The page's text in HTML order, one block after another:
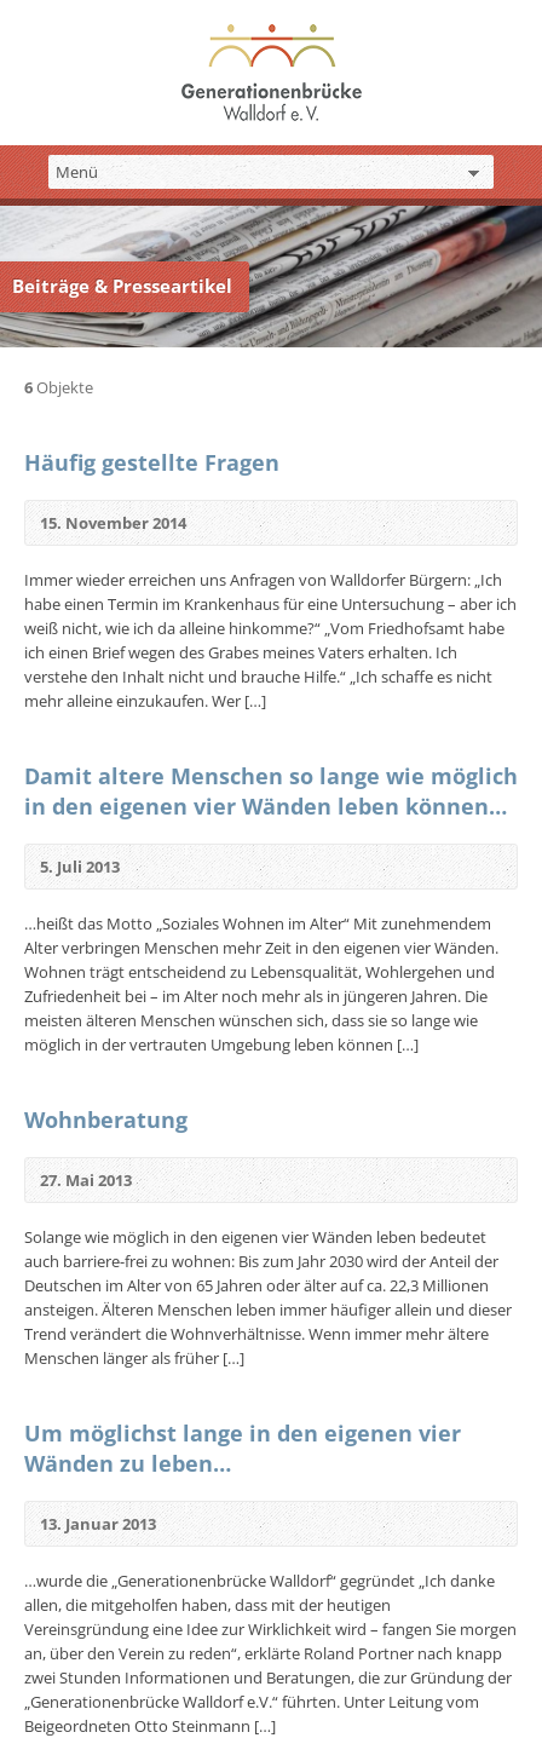
Beiträge & Presseartikel
6Objekte
Häufig gestellte Fragen
15. November 2014
Immer wieder erreichen uns Anfragen von Walldorfer Bürgern: „Ich
habe einen Termin im Krankenhaus für eine Untersuchung – aber ich
weiß nicht, wie ich da alleine hinkomme?“ „Vom Friedhofsamt habe
ich einen Brief wegen des Grabes meines Vaters erhalten. Ich
verstehe den Inhalt nicht und brauche Hilfe.“ „Ich schaffe es nicht
mehr alleine einzukaufen. Wer […]
Damit altere Menschen so lange wie möglich
in den eigenen vier Wänden leben können…
5. Juli 2013
…heißt das Motto „Soziales Wohnen im Alter“ Mit zunehmendem
Alter verbringen Menschen mehr Zeit in den eigenen vier Wänden.
Wohnen trägt entscheidend zu Lebensqualität, Wohlergehen und
Zufriedenheit bei – im Alter noch mehr als in jüngeren Jahren. Die
meisten älteren Menschen wünschen sich, dass sie so lange wie
möglich in der vertrauten Umgebung leben können […]
Wohnberatung
27. Mai 2013
Solange wie möglich in den eigenen vier Wänden leben bedeutet
auch barriere-frei zu wohnen: Bis zum Jahr 2030 wird der Anteil der
Deutschen im Alter von 65 Jahren oder älter auf ca. 22,3 Millionen
ansteigen. Älteren Menschen leben immer häufiger allein und dieser
Trend verändert die Wohnverhältnisse. Wenn immer mehr ältere
Menschen länger als früher […]
Um möglichst lange in den eigenen vier
Wänden zu leben…
13. Januar 2013
…wurde die „Generationenbrücke Walldorf“ gegründet „Ich danke
allen, die mitgeholfen haben, dass mit der heutigen
Vereinsgründung eine Idee zur Wirklichkeit wird – fangen Sie morgen
an, über den Verein zu reden“, erklärte Roland Portner nach knapp
zwei Stunden Informationen und Beratungen, die zur Gründung der
„Generationenbrücke Walldorf e.V.“ führten. Unter Leitung vom
Beigeordneten Otto Steinmann […]